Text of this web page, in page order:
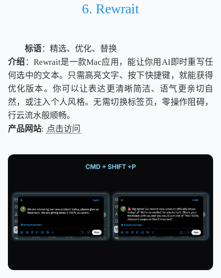
6. Rewrait
标语：精选、优化、替换
介绍 ：Rewrait是一款Mac应用，能让你用AI即时重写任
何选中的文本。只需高亮文字、按下快捷键，就能获得
优化版本。你可以让表达更清晰简洁、语气更亲切自
然，或注入个人风格。无需切换标签页，零操作阻碍，
行云流水般顺畅。
产品网站: 点击访问